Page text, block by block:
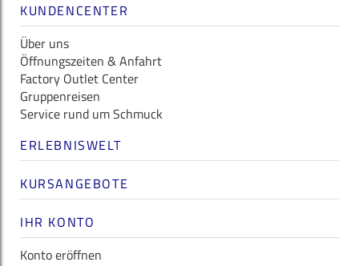
KUNDENCENTER
Über uns
Öffnungszeiten & Anfahrt
Factory Outlet Center
Gruppenreisen
Service rund um Schmuck
ERLEBNISWELT
KURSANGEBOTE
IHR KONTO
Konto eröffnen